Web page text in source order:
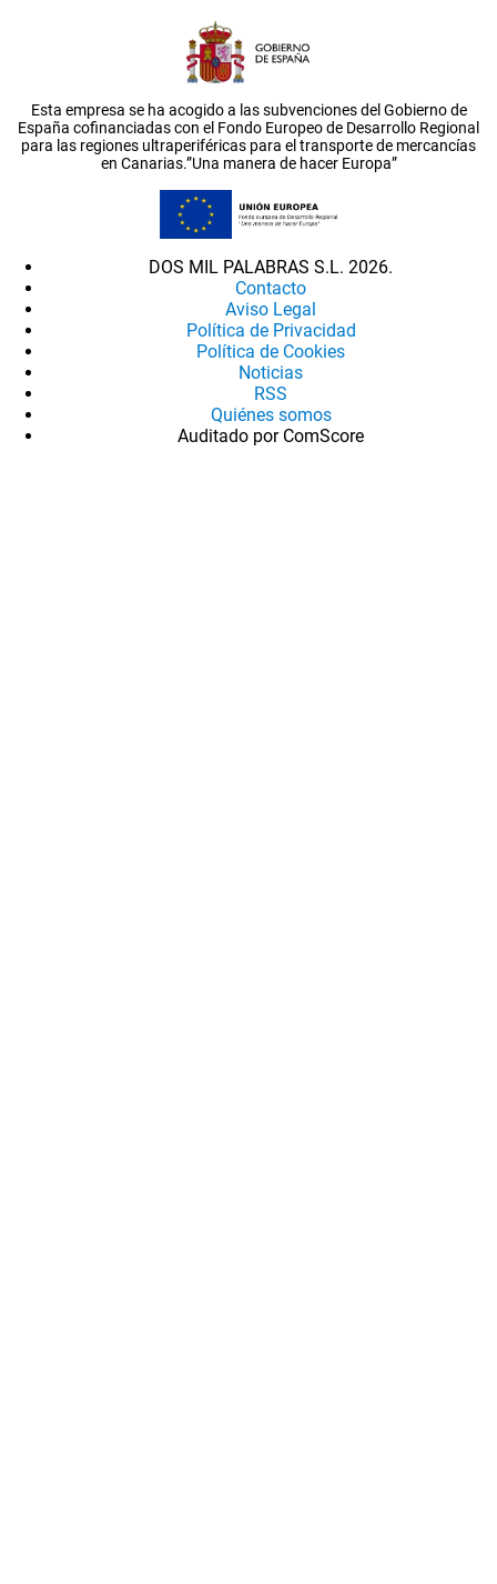
Esta empresa se ha acogido a las subvenciones del Gobierno de
España cofinanciadas con el Fondo Europeo de Desarrollo Regional
para las regiones ultraperiféricas para el transporte de mercancías
en Canarias.”Una manera de hacer Europa”
DOS MIL PALABRAS S.L. 2026.
Contacto
Aviso Legal
Política de Privacidad
Política de Cookies
Noticias
RSS
Quiénes somos
Auditado por ComScore